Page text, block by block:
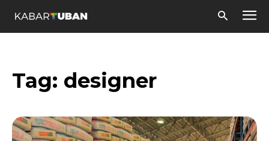
Tag: designer